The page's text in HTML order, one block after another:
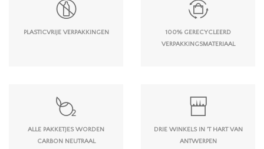
PLASTICVRIJE VERPAKKINGEN
100% GERECYCLEERD
VERPAKKINGSMATERIAAL
ALLE PAKKETJES WORDEN
CARBON NEUTRAAL
DRIE WINKELS IN 'T HART VAN
ANTWERPEN